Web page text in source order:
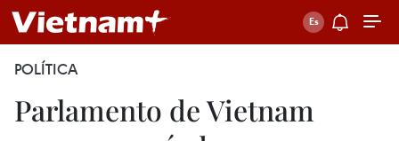
POLÍTICA
Parlamento de Vietnam